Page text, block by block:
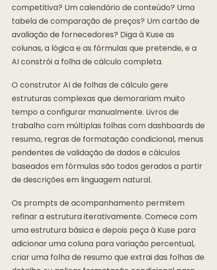
competitiva? Um calendário de conteúdo? Uma
tabela de comparação de preços? Um cartão de
avaliação de fornecedores? Diga à Kuse as
colunas, a lógica e as fórmulas que pretende, e a
AI constrói a folha de cálculo completa.
O construtor AI de folhas de cálculo gere
estruturas complexas que demorariam muito
tempo a configurar manualmente. Livros de
trabalho com múltiplas folhas com dashboards de
resumo, regras de formatação condicional, menus
pendentes de validação de dados e cálculos
baseados em fórmulas são todos gerados a partir
de descrições em linguagem natural.
Os prompts de acompanhamento permitem
refinar a estrutura iterativamente. Comece com
uma estrutura básica e depois peça à Kuse para
adicionar uma coluna para variação percentual,
criar uma folha de resumo que extrai das folhas de